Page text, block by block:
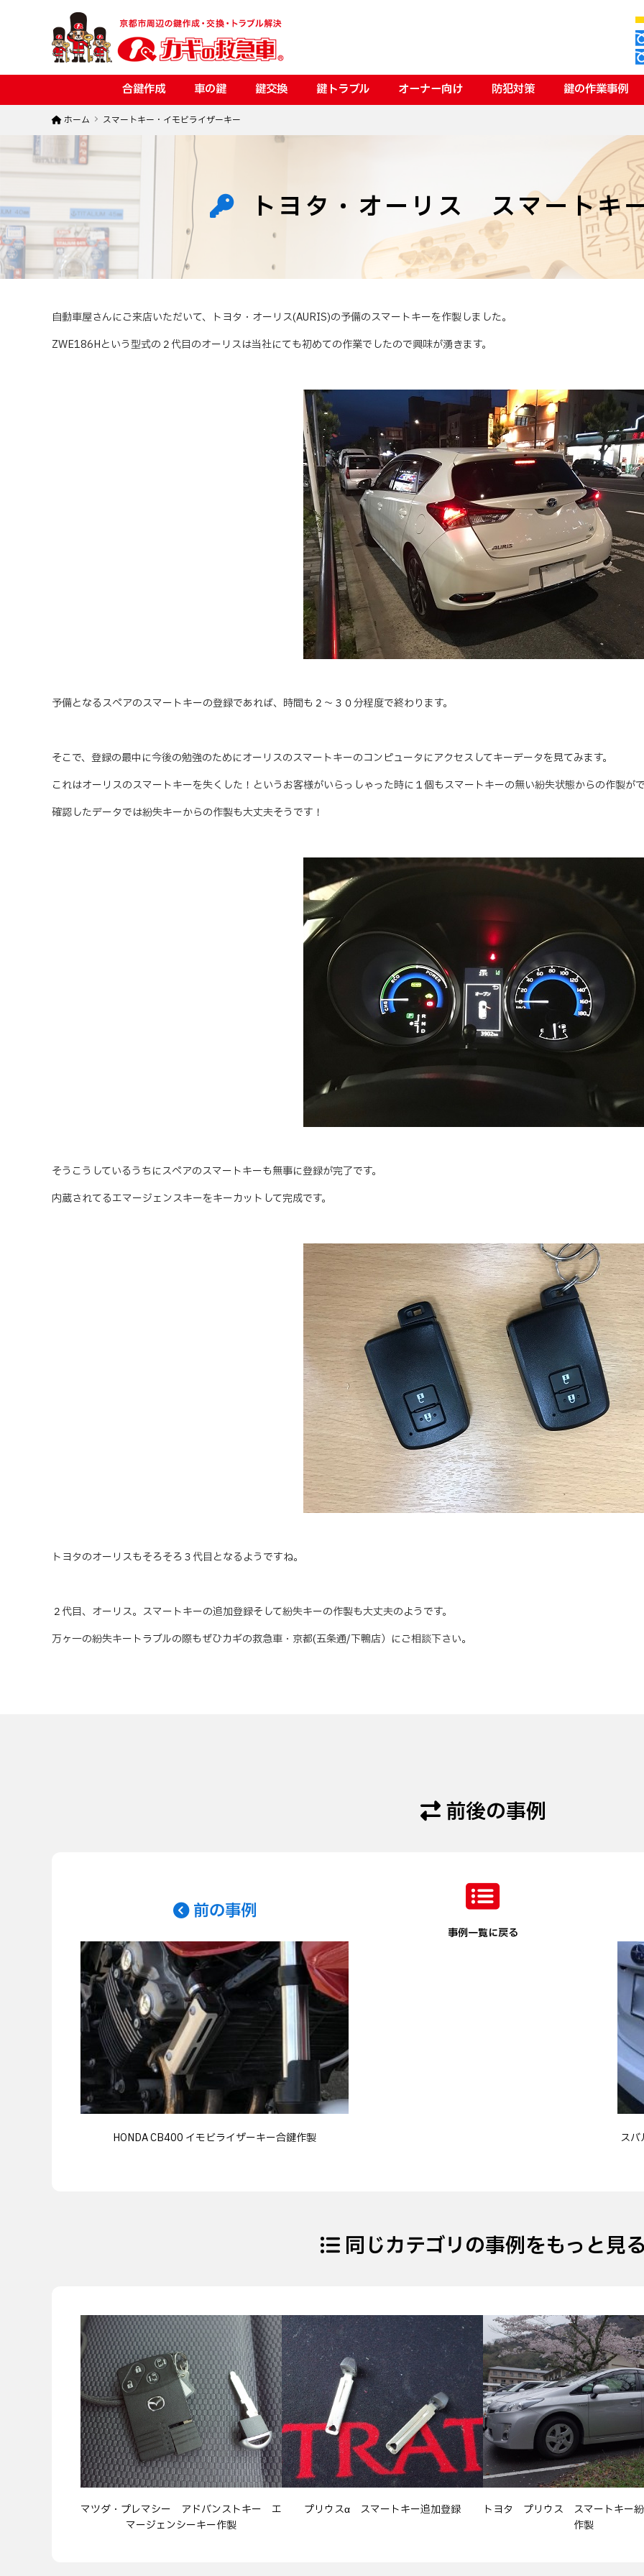
合鍵作成 車の鍵 鍵交換 鍵トラブル オーナー向け 防犯対策 鍵の作業事例
ホーム スマートキー・イモビライザーキー
トヨタ・オーリス スマートキ
自動車屋さんにご来店いただいて、トヨタ・オーリス(AURIS)の予備のスマートキーを作製しました。
ZWE186Hという型式の２代目のオーリスは当社にても初めての作業でしたので興味が湧きます。
予備となるスペアのスマートキーの登録であれば、時間も２～３０分程度で終わります。
そこで、登録の最中に今後の勉強のためにオーリスのスマートキーのコンピュータにアクセスしてキーデータを見てみます。
これはオーリスのスマートキーを失くした！というお客様がいらっしゃった時に１個もスマートキーの無い紛失状態からの作製が
確認したデータでは紛失キーからの作製も大丈夫そうです！
そうこうしているうちにスペアのスマートキーも無事に登録が完了です。
内蔵されてるエマージェンスキーをキーカットして完成です。
トヨタのオーリスもそろそろ３代目となるようですね。
２代目、オーリス。スマートキーの追加登録そして紛失キーの作製も大丈夫のようです。
万ヶ一の紛失キートラブルの際もぜひカギの救急車・京都(五条通/下鴨店）にご相談下さい。
前後の事例
前の事例
HONDA CB400 イモビライザーキー合鍵作製
事例一覧に戻る
ス
同じカテゴリの事例をもっと見
マツダ・プレマシー アドバンストキー エ
マージェンシーキー作製
プリウスα スマートキー追加登録
トヨタ プリウス スマートキー
作製